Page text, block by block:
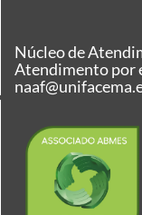
Núcleo de
Atendimento por